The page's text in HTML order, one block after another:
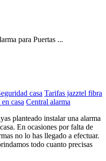
para Puertas ...
casa Tarifas jazztel fibra
casa Central alarma
planteado instalar una alarma
En ocasiones por falta de
no lo has llegado a efectuar.
todo cuanto precisas